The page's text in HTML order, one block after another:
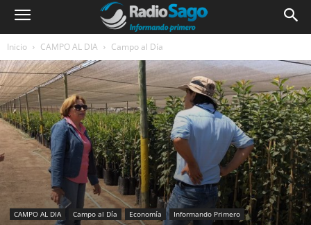
Inicio CAMPO AL DIA Campo al Día
CAMPO AL DIA Campo al Día Economía Informando Primero